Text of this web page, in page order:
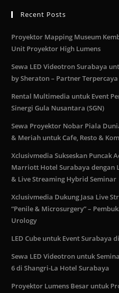
Recent Posts
Proyektor Mapping Museum
Unit Proyektor High Lumens
Sewa LED Videotron Surabaya
by Sheraton – Partner
Rental Multimedia untuk Event
Sinergi Gula Nusantara (SGN)
Sewa Proyektor Nobar Piala
& Meriah untuk Cafe, Resto &
Xclusivmedia Sukseskan Puncak
Marriott Hotel Surabaya dengan
& Live Streaming Hybrid Seminar
Xclusivmedia Dukung Jasa Live
“Penile & Microsurgery” –
Urology
LED Cube untuk Event Surabaya
Sewa LED Videotron untuk
6 di Shangri-La Hotel Surabaya
Proyektor Lumens Besar untuk